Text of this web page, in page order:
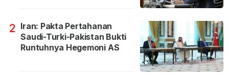
2 Iran: Pakta Pertahanan
Saudi-Turki-Pakistan Bukti
Runtuhnya Hegemoni AS